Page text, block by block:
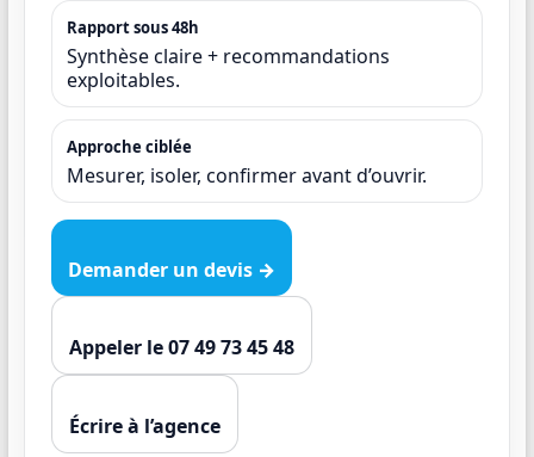
Rapport sous 48h
Synthèse claire + recommandations
exploitables.
Approche ciblée
Mesurer, isoler, confirmer avant d’ouvrir.
Demander un devis →
Appeler le 07 49 73 45 48
Écrire à l’agence